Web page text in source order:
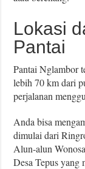
Lokasi
Pantai
Pantai Nglambor
lebih 70 km dari
perjalanan
Anda bisa
dimulai dari
Alun-alun
Desa Tepus yang